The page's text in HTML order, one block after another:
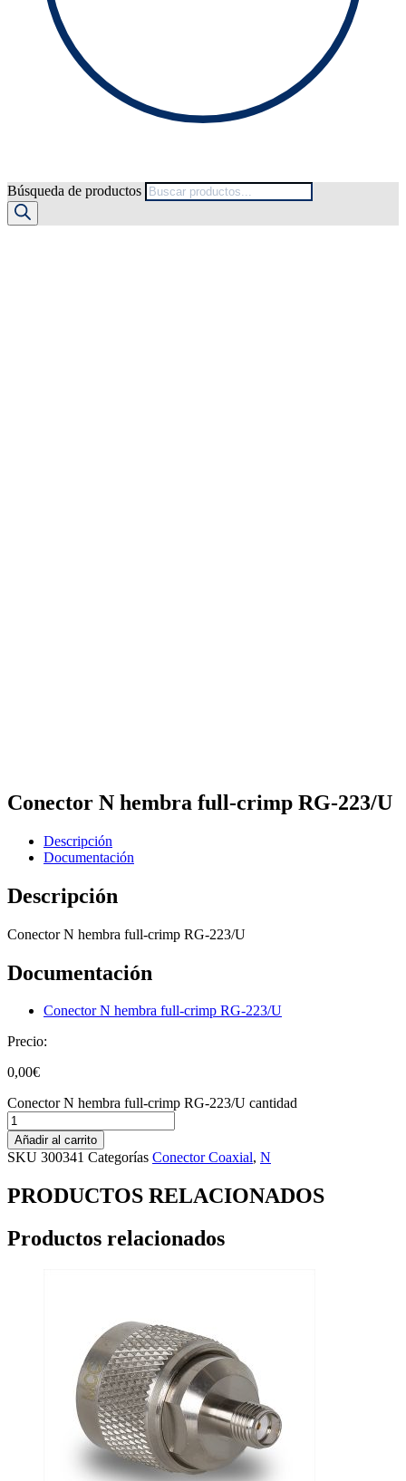
Búsqueda de productos
Conector N hembra full-crimp RG-223/U
Descripción
Documentación
Descripción
Conector N hembra full-crimp RG-223/U
Documentación
Conector N hembra full-crimp RG-223/U
Precio:
0,00€
Conector N hembra full-crimp RG-223/U cantidad
Añadir al carrito
SKU 300341 Categorías Conector Coaxial, N
PRODUCTOS RELACIONADOS
Productos relacionados